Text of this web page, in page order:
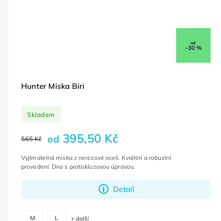
od
–30 %
Hunter Miska Biri
Skladem
565 Kč od 395,50 Kč
Detail
Vyjímatelná miska z nerezové oceli. Kvalitní a robustní
provedení. Dno s protiskluzovou úpravou.
M L + další